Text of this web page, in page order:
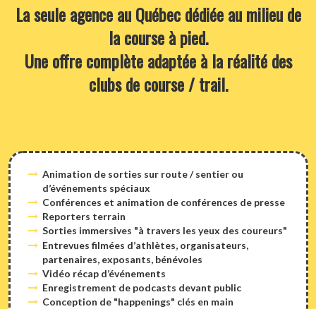
La seule agence au Québec dédiée au milieu de
la course à pied.
Une offre complète adaptée à la réalité des
clubs de course / trail.
Animation de sorties sur route / sentier ou
d’événements spéciaux
Conférences et animation de conférences de presse
Reporters terrain
Sorties immersives "à travers les yeux des coureurs"
Entrevues filmées d’athlètes, organisateurs,
partenaires, exposants, bénévoles
Vidéo récap d’événements
Enregistrement de podcasts devant public
Conception de "happenings" clés en main